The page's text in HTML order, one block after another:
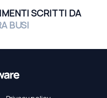
SCRITTI DA
BUSI